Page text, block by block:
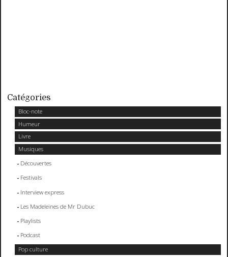
Catégories
Bloc-note
Humeur
Livre
Musiques
Découvertes
Festivals
Interview express
Les Madeleines de Mr Dubuc
Playlists
Podcast
Pop culture